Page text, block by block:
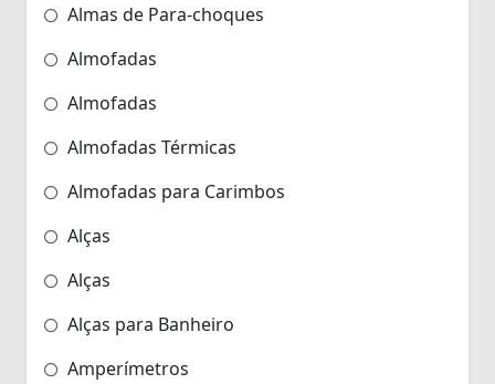
Almas de Para-choques
Almofadas
Almofadas
Almofadas Térmicas
Almofadas para Carimbos
Alças
Alças
Alças para Banheiro
Amperímetros